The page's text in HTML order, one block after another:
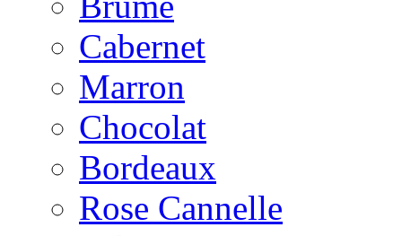
Cabernet
Marron
Chocolat
Bordeaux
Rose Cannelle